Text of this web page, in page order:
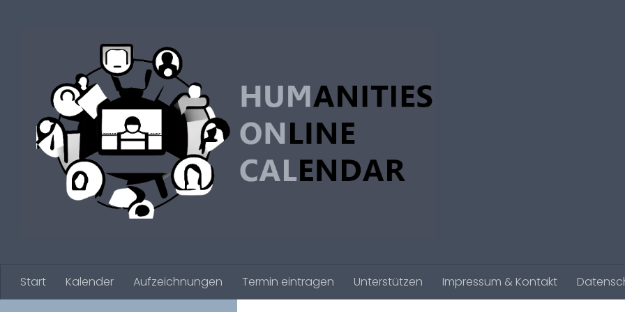
Start Kalender Aufzeichnungen Termin eintragen Unterstützen Impressum & Kontakt